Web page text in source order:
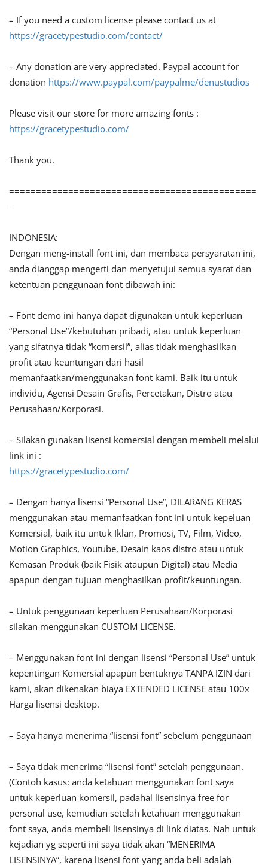
– If you need a custom license please contact us at
https://gracetypestudio.com/contact/
– Any donation are very appreciated. Paypal account for
donation https://www.paypal.com/paypalme/denustudios
Please visit our store for more amazing fonts :
https://gracetypestudio.com/
Thank you.
==============================================
=
INDONESIA:
Dengan meng-install font ini, dan membaca persyaratan ini,
anda dianggap mengerti dan menyetujui semua syarat dan
ketentuan penggunaan font dibawah ini:
– Font demo ini hanya dapat digunakan untuk keperluan
“Personal Use”/kebutuhan pribadi, atau untuk keperluan
yang sifatnya tidak “komersil”, alias tidak menghasilkan
profit atau keuntungan dari hasil
memanfaatkan/menggunakan font kami. Baik itu untuk
individu, Agensi Desain Grafis, Percetakan, Distro atau
Perusahaan/Korporasi.
– Silakan gunakan lisensi komersial dengan membeli melalui
link ini :
https://gracetypestudio.com/
– Dengan hanya lisensi “Personal Use”, DILARANG KERAS
menggunakan atau memanfaatkan font ini untuk kepeluan
Komersial, baik itu untuk Iklan, Promosi, TV, Film, Video,
Motion Graphics, Youtube, Desain kaos distro atau untuk
Kemasan Produk (baik Fisik ataupun Digital) atau Media
apapun dengan tujuan menghasilkan profit/keuntungan.
– Untuk penggunaan keperluan Perusahaan/Korporasi
silakan menggunakan CUSTOM LICENSE.
– Menggunakan font ini dengan lisensi “Personal Use” untuk
kepentingan Komersial apapun bentuknya TANPA IZIN dari
kami, akan dikenakan biaya EXTENDED LICENSE atau 100x
Harga lisensi desktop.
– Saya hanya menerima “lisensi font” sebelum penggunaan
– Saya tidak menerima “lisensi font” setelah penggunaan.
(Contoh kasus: anda ketahuan menggunakan font saya
untuk keperluan komersil, padahal lisensinya free for
personal use, kemudian setelah ketahuan menggunakan
font saya, anda membeli lisensinya di link diatas. Nah untuk
kejadian yg seperti ini saya tidak akan “MENERIMA
LISENSINYA”, karena lisensi font yang anda beli adalah